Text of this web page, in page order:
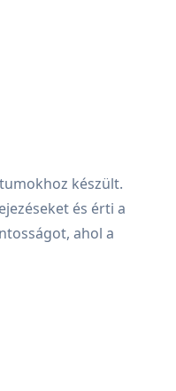
készült.
és érti a
ahol a